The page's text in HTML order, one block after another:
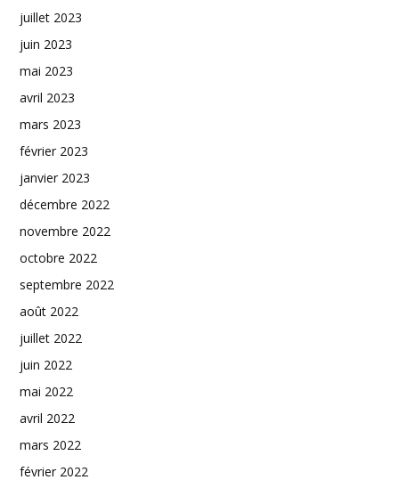
juillet 2023
juin 2023
mai 2023
avril 2023
mars 2023
février 2023
janvier 2023
décembre 2022
novembre 2022
octobre 2022
septembre 2022
août 2022
juillet 2022
juin 2022
mai 2022
avril 2022
mars 2022
février 2022